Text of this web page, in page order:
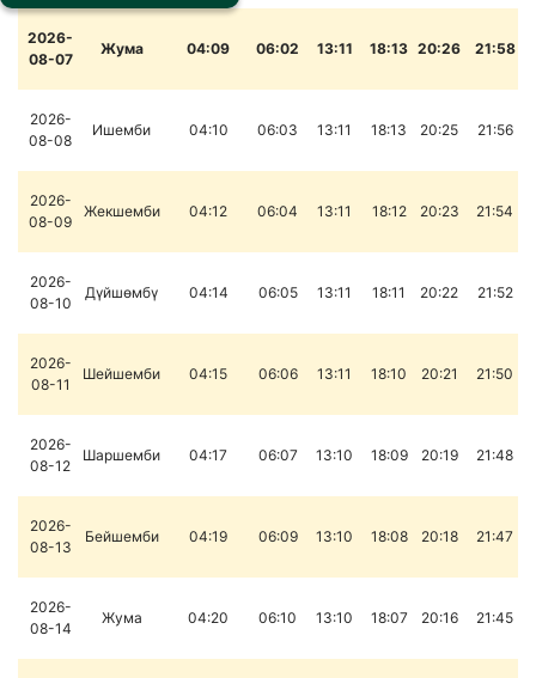
2026-
08-07
Жума 04:09 06:02 13:11 18:13 20:26 21:58
2026-
08-08
Ишемби 04:10 06:03 13:11 18:13 20:25 21:56
2026-
08-09
Жекшемби 04:12 06:04 13:11 18:12 20:23 21:54
2026-
08-10
Дүйшөмбү 04:14 06:05 13:11 18:11 20:22 21:52
2026-
08-11
Шейшемби 04:15 06:06 13:11 18:10 20:21 21:50
2026-
08-12
Шаршемби 04:17 06:07 13:10 18:09 20:19 21:48
2026-
08-13
Бейшемби 04:19 06:09 13:10 18:08 20:18 21:47
2026-
08-14
Жума 04:20 06:10 13:10 18:07 20:16 21:45